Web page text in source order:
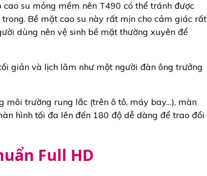
su mỏng mềm nên T490 có thể tránh được
Bề mặt cao su này rất mịn cho cảm giác rất
dùng nên vệ sinh bề mặt thường xuyên để
giản và lịch lãm như một người đàn ông trưởng
môi trường rung lắc (trên ô tô, máy bay…), màn
hình tối đa lên đến 180 độ dễ dàng để trao đổi
Full HD